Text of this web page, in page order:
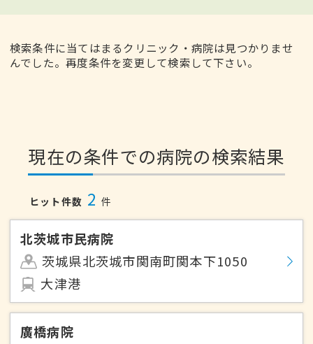
検索条件に当てはまるクリニック・病院は見つかりませ
んでした。再度条件を変更して検索して下さい。
現在の条件での病院の検索結果
ヒット件数 2 件
北茨城市民病院
茨城県北茨城市関南町関本下1050
大津港
廣橋病院